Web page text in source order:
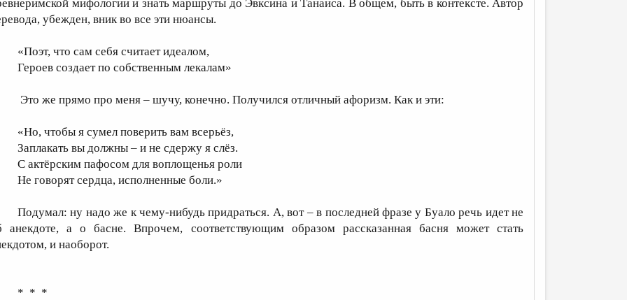
мифологии и знать маршруты до Эвксина и Танаиса. В общем, быть в контексте. Автор
убежден, вник во все эти нюансы.
«Поэт, что сам себя считает идеалом,
Героев создает по собственным лекалам»
Это же прямо про меня – шучу, конечно. Получился отличный афоризм. Как и эти:
«Но, чтобы я сумел поверить вам всерьёз,
Заплакать вы должны – и не сдержу я слёз.
С актёрским пафосом для воплощенья роли
Не говорят сердца, исполненные боли.»
Подумал: ну надо же к чему-нибудь придраться. А, вот – в последней фразе у Буало речь идет не
анекдоте, а о басне. Впрочем, соответствующим образом рассказанная басня может стать
и наоборот.
* * *